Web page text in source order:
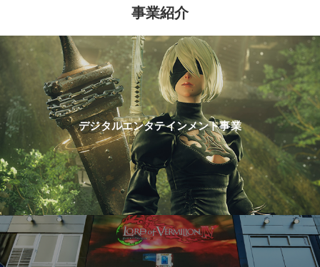
事業紹介
デジタルエンタテインメント事業